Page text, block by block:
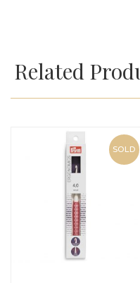
Related
SOLD